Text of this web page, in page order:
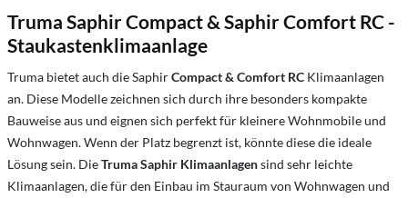
Truma Saphir Compact & Saphir Comfort RC -
Staukastenklimaanlage
Truma bietet auch die SaphirCompact & Comfort RC Klimaanlagen
an. Diese Modelle zeichnen sich durch ihre besonders kompakte
Bauweise aus und eignen sich perfekt für kleinere Wohnmobile und
Wohnwagen. Wenn der Platz begrenzt ist, könnte diese die ideale
Lösung sein. DieTruma Saphir Klimaanlagensind sehr leichte
Klimaanlagen, die für den Einbau im Stauraum von Wohnwagen und